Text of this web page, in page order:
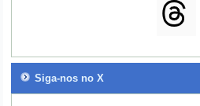
Siga-nos no X